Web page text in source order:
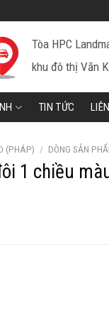
Tòa HPC
khu đô thị Văn
TIN TỨC
(PHÁP) / DÒNG SẢN
1 chiều